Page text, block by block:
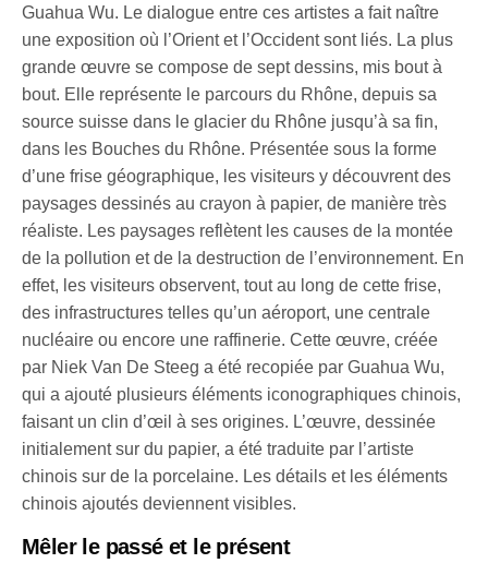
Guahua Wu. Le dialogue entre ces artistes a fait naître
une exposition où l’Orient et l’Occident sont liés. La plus
grande œuvre se compose de sept dessins, mis bout à
bout. Elle représente le parcours du Rhône, depuis sa
source suisse dans le glacier du Rhône jusqu’à sa fin,
dans les Bouches du Rhône. Présentée sous la forme
d’une frise géographique, les visiteurs y découvrent des
paysages dessinés au crayon à papier, de manière très
réaliste. Les paysages reflètent les causes de la montée
de la pollution et de la destruction de l’environnement. En
effet, les visiteurs observent, tout au long de cette frise,
des infrastructures telles qu’un aéroport, une centrale
nucléaire ou encore une raffinerie. Cette œuvre, créée
par Niek Van De Steeg a été recopiée par Guahua Wu,
qui a ajouté plusieurs éléments iconographiques chinois,
faisant un clin d’œil à ses origines. L’œuvre, dessinée
initialement sur du papier, a été traduite par l’artiste
chinois sur de la porcelaine. Les détails et les éléments
chinois ajoutés deviennent visibles.
Mêler le passé et le présent